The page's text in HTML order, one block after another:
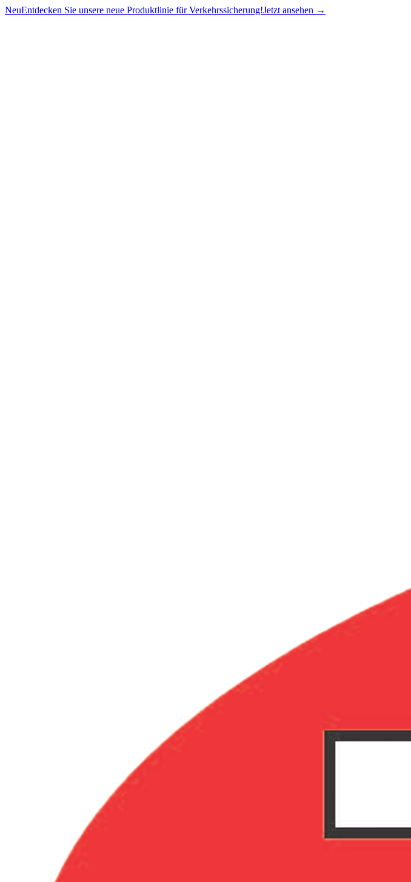
NeuEntdecken Sie unsere neue Produktlinie für Verkehrssicherung!Jetzt ansehen →